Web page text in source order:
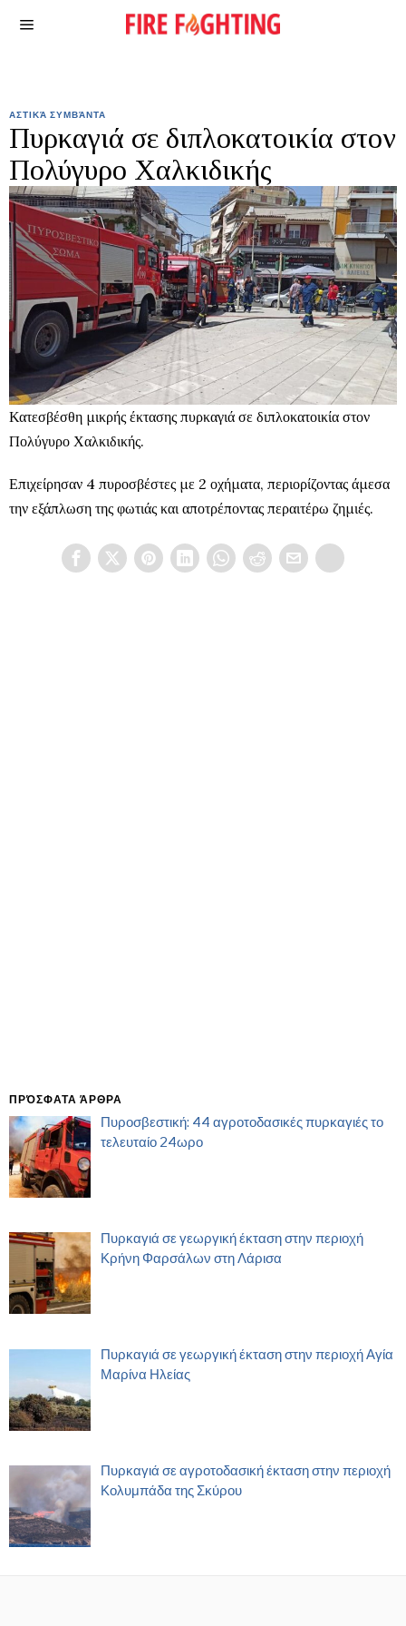
ΑΣΤΙΚΆ ΣΥΜΒΆΝΤΑ
Πυρκαγιά σε διπλοκατοικία στον
Πολύγυρο Χαλκιδικής
Κατεσβέσθη μικρής έκτασης πυρκαγιά σε διπλοκατοικία στον
Πολύγυρο Χαλκιδικής.
Επιχείρησαν 4 πυροσβέστες με 2 οχήματα, περιορίζοντας άμεσα
την εξάπλωση της φωτιάς και αποτρέποντας περαιτέρω ζημιές.
ΠΡΌΣΦΑΤΑ ΆΡΘΡΑ
Πυροσβεστική: 44 αγροτοδασικές πυρκαγιές το
τελευταίο 24ωρο
Πυρκαγιά σε γεωργική έκταση στην περιοχή
Κρήνη Φαρσάλων στη Λάρισα
Πυρκαγιά σε γεωργική έκταση στην περιοχή Αγία
Μαρίνα Ηλείας
Πυρκαγιά σε αγροτοδασική έκταση στην περιοχή
Κολυμπάδα της Σκύρου